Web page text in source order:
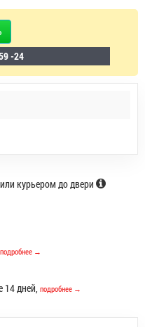
-24
курьером до двери
подробнее →
14 дней, подробнее →